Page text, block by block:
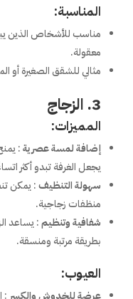
المناسبة:
مناسب للأشخاص الذين
معقولة.
مثالي للشقق الصغيرة أو
3. الزجاج
المميزات:
إضافة لمسة عصرية:
يجعل الغرفة تبدو أكثر
سهولة التنظيف: يمكن
منظفات زجاجية.
شفافية وتنظيم: يساعد
بطريقة مرتبة ومنسقة.
العيوب:
عرضة للخدوش والكسر :